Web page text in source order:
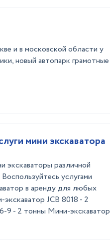
и в московской области у
новый автопарк грамотные
мини экскаватора
экскаваторы различной
услугами
в аренду для любых
JCB 8018 - 2
9 - 2 тонны Мини-экскаватор